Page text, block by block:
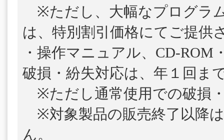
※ただし、大幅なプログラ
は、特別割引価格にてご提供
・操作マニュアル、CD-ROM
破損・紛失対応は、年１回ま
※ただし通常使用での破損
※対象製品の販売終了以降
ん。